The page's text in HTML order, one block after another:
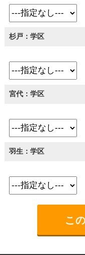
杉戸：学区
宮代：学区
羽生：学区